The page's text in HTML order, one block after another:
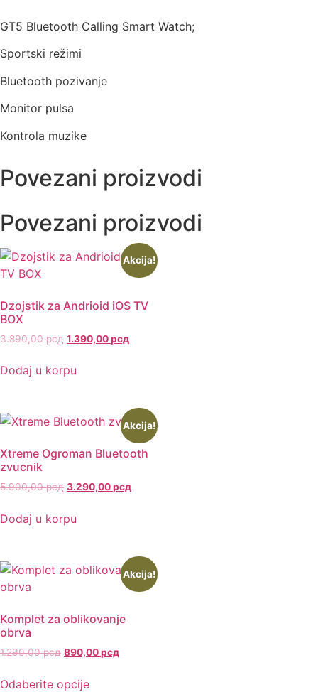
GT5 Bluetooth Calling Smart Watch;
Sportski režimi
Bluetooth pozivanje
Monitor pulsa
Kontrola muzike
Povezani proizvodi
Povezani proizvodi
Akcija!
Dzojstik za Andrioid iOS TV
BOX
3.890,00рсд 1.390,00рсд
Dodaj u korpu
Akcija!
Xtreme Ogroman Bluetooth
zvucnik
5.900,00рсд 3.290,00рсд
Dodaj u korpu
Akcija!
Komplet za oblikovanje
obrva
1.290,00рсд 890,00рсд
Odaberite opcije